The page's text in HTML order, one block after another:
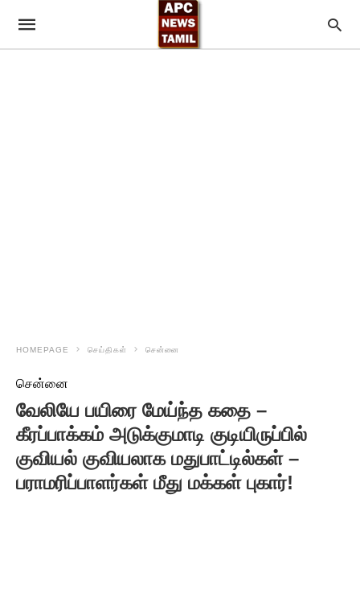
HOMEPAGE செய்திகள் சென்னை
சென்னை
வேலியே பயிரை மேய்ந்த கதை –
கீரப்பாக்கம் அடுக்குமாடி குடியிருப்பில்
குவியல் குவியலாக மதுபாட்டில்கள் –
பராமரிப்பாளர்கள் மீது மக்கள் புகார்!